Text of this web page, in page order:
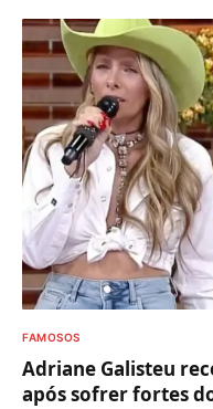
FAMOSOS
Adriane Galisteu
após sofrer fortes